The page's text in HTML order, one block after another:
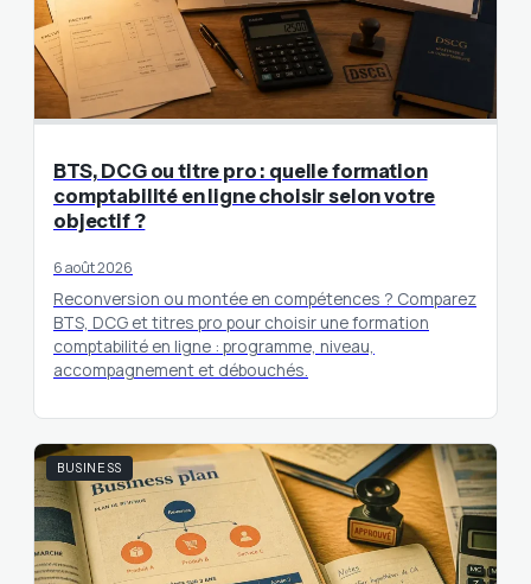
BTS, DCG ou titre pro : quelle formation
comptabilité en ligne choisir selon votre
objectif ?
6 août 2026
Reconversion ou montée en compétences ? Comparez
BTS, DCG et titres pro pour choisir une formation
comptabilité en ligne : programme, niveau,
accompagnement et débouchés.
BUSINESS